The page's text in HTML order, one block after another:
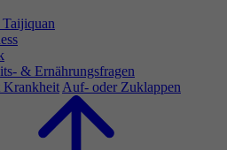
& Ernährungsfragen
Krankheit Auf- oder Zuklappen